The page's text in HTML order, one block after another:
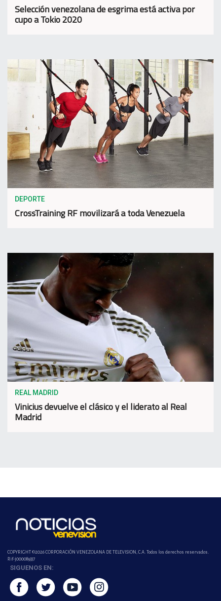
Selección venezolana de esgrima está activa por
cupo a Tokio 2020
DEPORTE
CrossTraining RF movilizará a toda Venezuela
REAL MADRID
Vinicius devuelve el clásico y el liderato al Real
Madrid
COPYRIGHT ©2026 CORPORACIÓN VENEZOLANA DE TELEVISION, C.A. Todos los derechos reservados.
Rif-j000089337
SIGUENOS EN: